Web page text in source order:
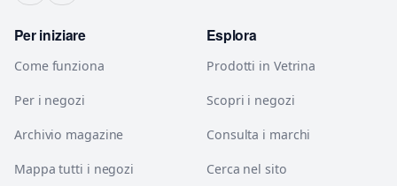
Per iniziare
Come funziona
Per i negozi
Archivio magazine
Mappa tutti i negozi
Esplora
Prodotti in Vetrina
Scopri i negozi
Consulta i marchi
Cerca nel sito